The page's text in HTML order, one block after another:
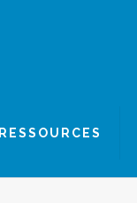
RESSOURCES